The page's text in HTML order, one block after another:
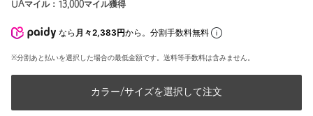
UAマイル： 13,000マイル獲得
なら 月々2,383円から。分割手数料無料
※分割あと払いを選択した場合の最低金額です。送料等手数料は含みません。
カラー/サイズを選択して注文